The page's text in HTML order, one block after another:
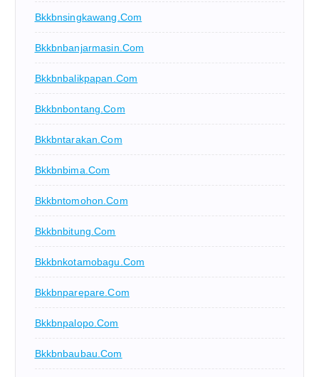
Bkkbnsingkawang.com
Bkkbnbanjarmasin.com
Bkkbnbalikpapan.com
Bkkbnbontang.com
Bkkbntarakan.com
Bkkbnbima.com
Bkkbntomohon.com
Bkkbnbitung.com
Bkkbnkotamobagu.com
Bkkbnparepare.com
Bkkbnpalopo.com
Bkkbnbaubau.com